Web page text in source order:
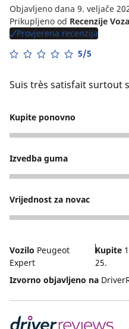
Objavljeno dana 9. veljače
Prikupljeno od Recenzije
Provjerena recenzija
5/5
Suis très satisfait surtout
Kupite ponovno
5
Izvedba guma
5
Vrijednost za novac
4
Vozilo Peugeot
Expert
Kupite
25.
Izvorno objavljeno na